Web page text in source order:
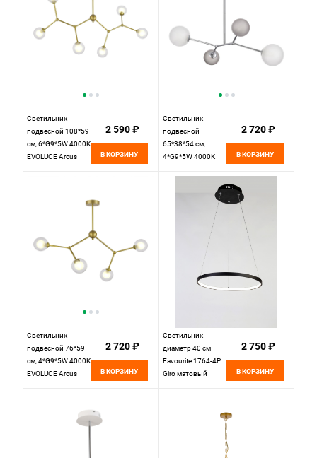
Светильник
подвесной 108*59
см, 6*G9*5W 4000K
EVOLUCE Arcus
2 590 ₽
В КОРЗИНУ
Светильник
подвесной
65*38*54 см,
4*G9*5W 4000K
2 720 ₽
В КОРЗИНУ
Светильник
подвесной 76*59
см, 4*G9*5W 4000K
EVOLUCE Arcus
2 720 ₽
В КОРЗИНУ
Светильник
диаметр 40 см
Favourite 1764-4P
Giro матовый
2 750 ₽
В КОРЗИНУ